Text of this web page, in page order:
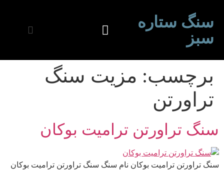
سنگ ستاره
سبز
برچسب: مزیت سنگ
تراورتن
سنگ تراورتن ترامیت بوکان
سنگ تراورتن ترامیت بوکان نام سنگ سنگ تراورتن ترامیت بوکان